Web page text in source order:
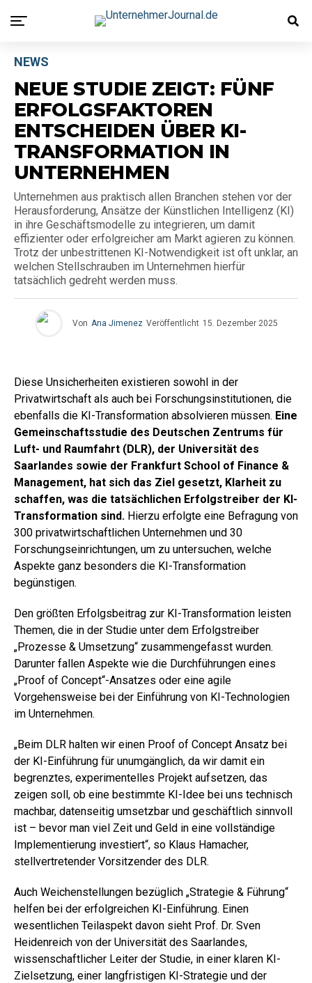
NEWS
NEUE STUDIE ZEIGT: FÜNF
ERFOLGSFAKTOREN
ENTSCHEIDEN ÜBER KI-
TRANSFORMATION IN
UNTERNEHMEN
Unternehmen aus praktisch allen Branchen stehen vor der
Herausforderung, Ansätze der Künstlichen Intelligenz (KI)
in ihre Geschäftsmodelle zu integrieren, um damit
effizienter oder erfolgreicher am Markt agieren zu können.
Trotz der unbestrittenen KI-Notwendigkeit ist oft unklar, an
welchen Stellschrauben im Unternehmen hierfür
tatsächlich gedreht werden muss.
Von Ana Jimenez Veröffentlicht 15. Dezember 2025
Diese Unsicherheiten existieren sowohl in der
Privatwirtschaft als auch bei Forschungsinstitutionen, die
ebenfalls die KI-Transformation absolvieren müssen. Eine
Gemeinschaftsstudie des Deutschen Zentrums für
Luft- und Raumfahrt (DLR), der Universität des
Saarlandes sowie der Frankfurt School of Finance &
Management, hat sich das Ziel gesetzt, Klarheit zu
schaffen, was die tatsächlichen Erfolgstreiber der KI-
Transformation sind. Hierzu erfolgte eine Befragung von
300 privatwirtschaftlichen Unternehmen und 30
Forschungseinrichtungen, um zu untersuchen, welche
Aspekte ganz besonders die KI-Transformation
begünstigen.
Den größten Erfolgsbeitrag zur KI-Transformation leisten
Themen, die in der Studie unter dem Erfolgstreiber
„Prozesse & Umsetzung“ zusammengefasst wurden.
Darunter fallen Aspekte wie die Durchführungen eines
„Proof of Concept“-Ansatzes oder eine agile
Vorgehensweise bei der Einführung von KI-Technologien
im Unternehmen.
„Beim DLR halten wir einen Proof of Concept Ansatz bei
der KI-Einführung für unumgänglich, da wir damit ein
begrenztes, experimentelles Projekt aufsetzen, das
zeigen soll, ob eine bestimmte KI-Idee bei uns technisch
machbar, datenseitig umsetzbar und geschäftlich sinnvoll
ist – bevor man viel Zeit und Geld in eine vollständige
Implementierung investiert“, so Klaus Hamacher,
stellvertretender Vorsitzender des DLR.
Auch Weichenstellungen bezüglich „Strategie & Führung“
helfen bei der erfolgreichen KI-Einführung. Einen
wesentlichen Teilaspekt davon sieht Prof. Dr. Sven
Heidenreich von der Universität des Saarlandes,
wissenschaftlicher Leiter der Studie, in einer klaren KI-
Zielsetzung, einer langfristigen KI-Strategie und der